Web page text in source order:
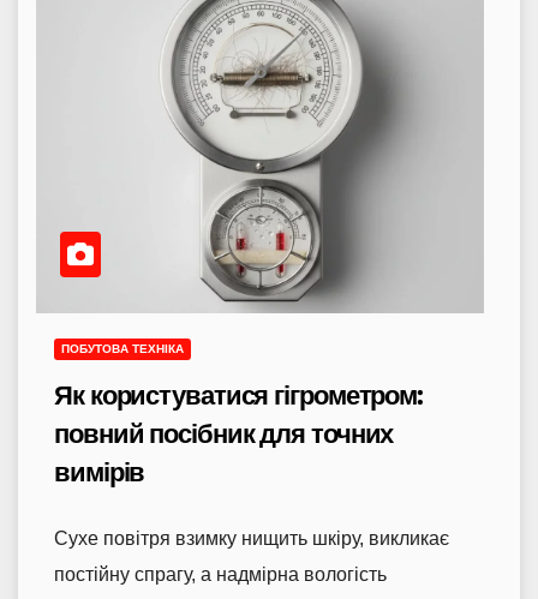
ПОБУТОВА ТЕХНІКА
Як користуватися гігрометром:
повний посібник для точних
вимірів
Сухе повітря взимку нищить шкіру, викликає
постійну спрагу, а надмірна вологість